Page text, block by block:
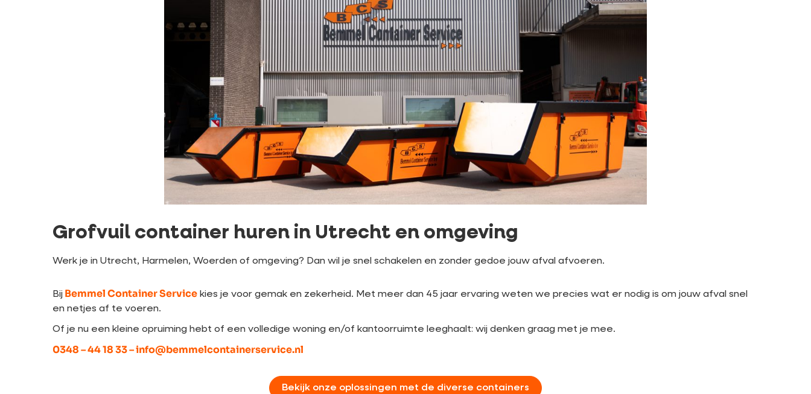
Grofvuil container huren in Utrecht en omgeving
Werk je in Utrecht, Harmelen, Woerden of omgeving? Dan wil je snel schakelen en zonder gedoe jouw afval afvoeren.
Bij Bemmel Container Service kies je voor gemak en zekerheid. Met meer dan 45 jaar ervaring weten we precies wat er nodig is om jouw afval snel
en netjes af te voeren.
Of je nu een kleine opruiming hebt of een volledige woning en/of kantoorruimte leeghaalt: wij denken graag met je mee.
0348 – 44 18 33 –info@bemmelcontainerservice.nl
Bekijk onze oplossingen met de diverse containers